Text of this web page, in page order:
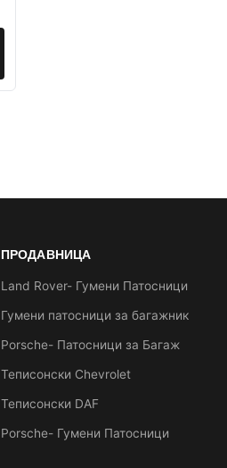
ПРОДАВНИЦА
Land Rover- Гумени Патосници
Гумени патосници за багажник
Porsche- Патосници за Багаж
Теписонски Chevrolet
Теписонски DAF
Porsche- Гумени Патосници